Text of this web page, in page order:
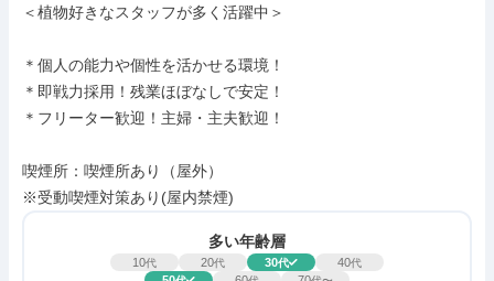
＜植物好きなスタッフが多く活躍中＞
＊個人の能力や個性を活かせる環境！
＊即戦力採用！残業ほぼなしで安定！
＊フリーター歓迎！主婦・主夫歓迎！
喫煙所：喫煙所あり（屋外）
※受動喫煙対策あり(屋内禁煙)
多い年齢層
10代 20代 30代 40代